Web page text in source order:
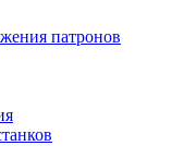
патронов